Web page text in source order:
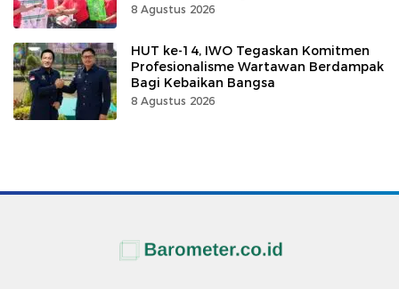
8 Agustus 2026
HUT ke-14, IWO Tegaskan Komitmen
Profesionalisme Wartawan Berdampak
Bagi Kebaikan Bangsa
8 Agustus 2026